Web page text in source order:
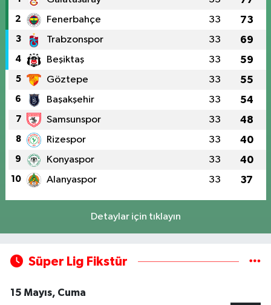
2 Fenerbahçe 33 73
3 Trabzonspor 33 69
4 Beşiktaş 33 59
5 Göztepe 33 55
6 Başakşehir 33 54
7 Samsunspor 33 48
8 Rizespor 33 40
9 Konyaspor 33 40
10 Alanyaspor 33 37
Detaylar için tıklayın
Süper Lig Fikstür
15 Mayıs, Cuma